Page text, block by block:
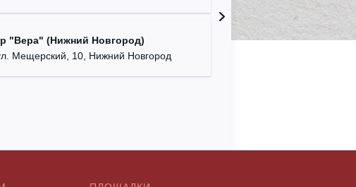
"Вера" (Нижний Новгород)
Мещерский, 10, Нижний Новгород